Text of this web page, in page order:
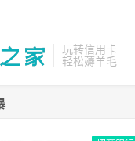
玩转信用卡
轻松薅羊毛